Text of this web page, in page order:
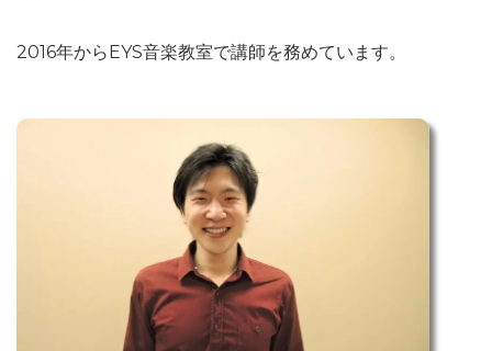
2016年からEYS音楽教室で講師を務めています。